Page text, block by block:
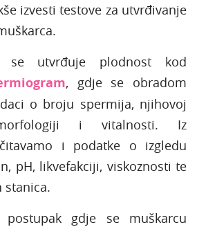
izvesti testove za utvrđivanje
se utvrđuje plodnost kod
, gdje se obradom
o broju spermija, njihovoj
i vitalnosti. Iz
i podatke o izgledu
pH, likvefakciji, viskoznosti te
postupak gdje se muškarcu